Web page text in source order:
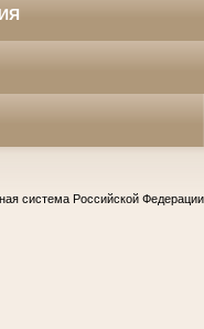
система Российской